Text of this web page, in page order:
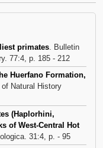
primates. Bulletin
77:4, p. 185 - 212
Huerfano Formation,
Natural History
(Haplorhini,
of West-Central Hot
31:4, p. - 95